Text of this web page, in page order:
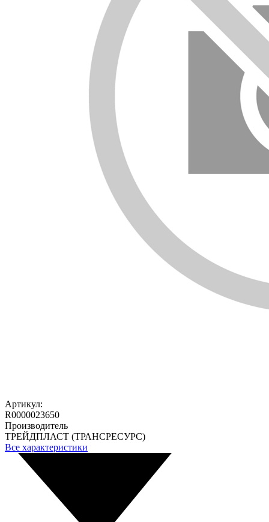
Артикул:
R0000023650
Производитель
ТРЕЙДПЛАСТ (ТРАНСРЕСУРС)
Все характеристики